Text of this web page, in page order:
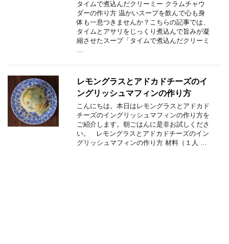
タイムで煮込んだクリーミー クラムチャウ
ダーの作り方 温かいスープを飲んで心も身
体も一息つきませんか？こちらの記事では、
タイムとアサリをじっくり煮込んで旨みが凝
縮させたスープ「タイムで煮込んだクリーミ
…
レモングラスとアドカドチーズのイ
ングリッシュマフィンの作り方
こんにちは。本日はレモングラスとアドカド
チーズのイングリッシュマフィンの作り方を
ご紹介します。朝ごはんに是非お試しくださ
い。 レモングラスとアドカドチーズのイン
グリッシュマフィンの作り方 材料（１人 …